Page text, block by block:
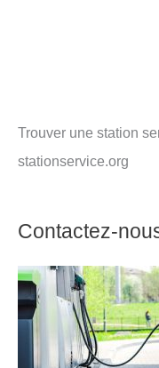
Trouver une station
stationservice.org
Contactez-